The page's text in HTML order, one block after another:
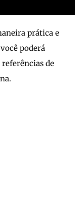
prática e
poderá
de